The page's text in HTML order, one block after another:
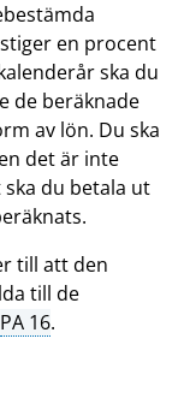
en procent
ska du
de beräknade
av lön. Du ska
det är inte
du betala ut
till att den
till de
PA 16.